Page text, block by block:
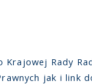
Krajowej Rady
jak i link